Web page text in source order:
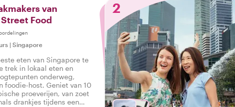
van
Food
| Singapore
eten van Singapore te
trek in lokaal eten en
onderweg,
foodie-host. Geniet van 10
proeverijen, van zoet
drankjes tijdens een
2